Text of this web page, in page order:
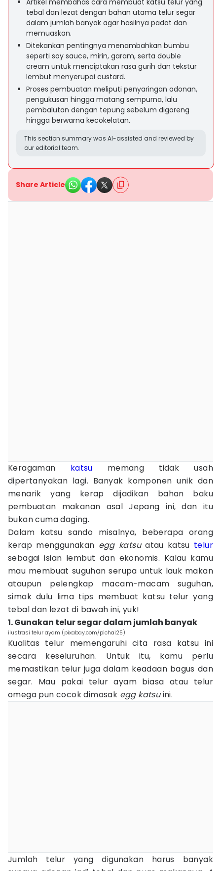
Artikel membahas cara membuat katsu telur yang
tebal dan lezat dengan bahan utama telur segar
dalam jumlah banyak agar hasilnya padat dan
memuaskan.
Ditekankan pentingnya menambahkan bumbu
seperti soy sauce, mirin, garam, serta double
cream untuk menciptakan rasa gurih dan tekstur
lembut menyerupai custard.
Proses pembuatan meliputi penyaringan adonan,
pengukusan hingga matang sempurna, lalu
pembalutan dengan tepung sebelum digoreng
hingga berwarna kecokelatan.
This section summary was AI-assisted and reviewed by
our editorial team.
Share Article
Keragaman katsu memang tidak usah
dipertanyakan lagi. Banyak komponen unik dan
menarik yang kerap dijadikan bahan baku
pembuatan makanan asal Jepang ini, dan itu
bukan cuma daging.
Dalam katsu sando misalnya, beberapa orang
kerap menggunakan egg katsuatau katsu telur
sebagai isian lembut dan ekonomis. Kalau kamu
mau membuat suguhan serupa untuk lauk makan
ataupun pelengkap macam-macam suguhan,
simak dulu lima tips membuat katsu telur yang
tebal dan lezat di bawah ini, yuk!
1. Gunakan telur segar dalam jumlah banyak
ilustrasi telur ayam (pixabay.com/pichai25)
Kualitas telur memengaruhi cita rasa katsu ini
secara keseluruhan. Untuk itu, kamu perlu
memastikan telur juga dalam keadaan bagus dan
segar. Mau pakai telur ayam biasa atau telur
omega pun cocok dimasak egg katsuini.
Jumlah telur yang digunakan harus banyak